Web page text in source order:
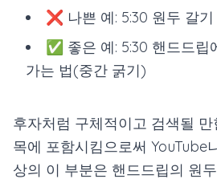
❌ 나쁜 예: 5:30 원두 갈기
✅ 좋은 예: 5:30 핸드드립
가는 법(중간 굵기)
후자처럼 구체적이고 검색될
목에 포함시킴으로써 YouTube
상의 이 부분은 핸드드립의 원